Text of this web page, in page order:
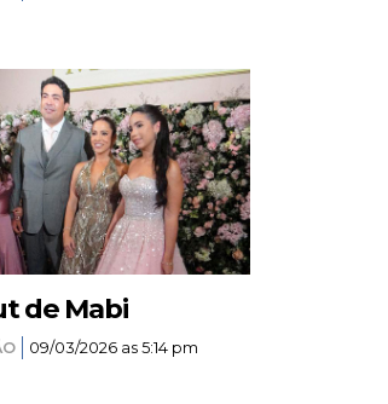
de Mabi
09/03/2026 as 5:14 pm